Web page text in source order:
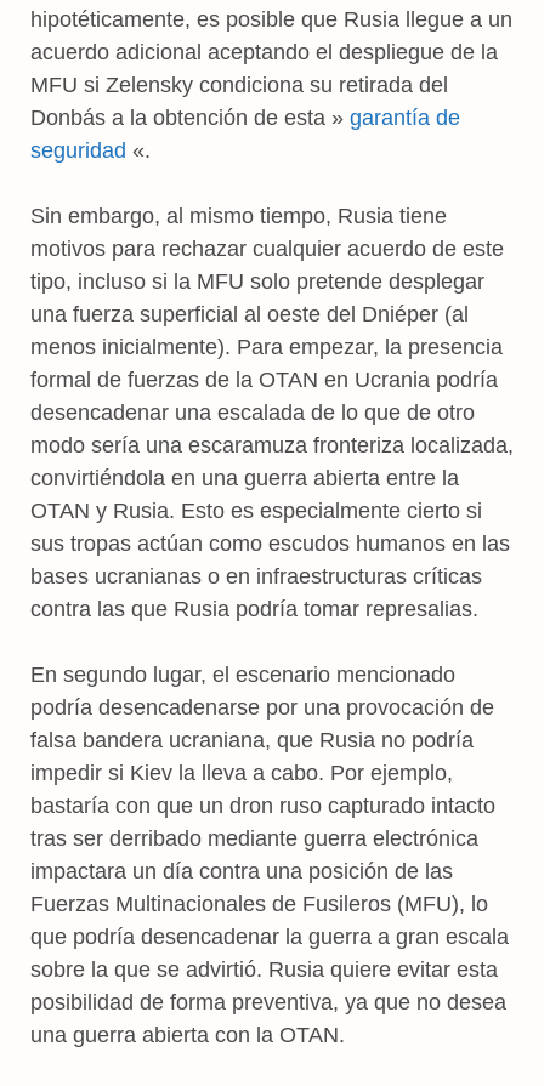
hipotéticamente, es posible que Rusia llegue a un
acuerdo adicional aceptando el despliegue de la
MFU si Zelensky condiciona su retirada del
Donbás a la obtención de esta » garantía de
seguridad «.
Sin embargo, al mismo tiempo, Rusia tiene
motivos para rechazar cualquier acuerdo de este
tipo, incluso si la MFU solo pretende desplegar
una fuerza superficial al oeste del Dniéper (al
menos inicialmente). Para empezar, la presencia
formal de fuerzas de la OTAN en Ucrania podría
desencadenar una escalada de lo que de otro
modo sería una escaramuza fronteriza localizada,
convirtiéndola en una guerra abierta entre la
OTAN y Rusia. Esto es especialmente cierto si
sus tropas actúan como escudos humanos en las
bases ucranianas o en infraestructuras críticas
contra las que Rusia podría tomar represalias.
En segundo lugar, el escenario mencionado
podría desencadenarse por una provocación de
falsa bandera ucraniana, que Rusia no podría
impedir si Kiev la lleva a cabo. Por ejemplo,
bastaría con que un dron ruso capturado intacto
tras ser derribado mediante guerra electrónica
impactara un día contra una posición de las
Fuerzas Multinacionales de Fusileros (MFU), lo
que podría desencadenar la guerra a gran escala
sobre la que se advirtió. Rusia quiere evitar esta
posibilidad de forma preventiva, ya que no desea
una guerra abierta con la OTAN.